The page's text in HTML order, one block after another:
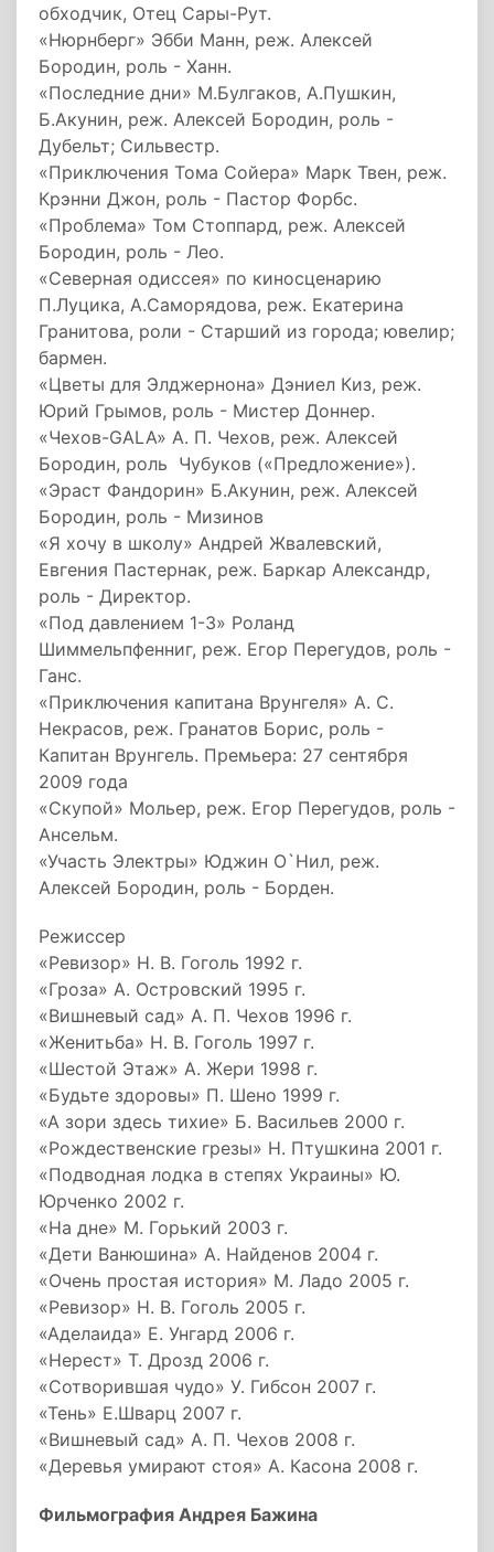
обходчик, Отец Сары-Рут.
«Нюрнберг» Эбби Манн, реж. Алексей
Бородин, роль - Ханн.
«Последние дни» М.Булгаков, А.Пушкин,
Б.Акунин, реж. Алексей Бородин, роль -
Дубельт; Сильвестр.
«Приключения Тома Сойера» Марк Твен, реж.
Крэнни Джон, роль - Пастор Форбс.
«Проблема» Том Стоппард, реж. Алексей
Бородин, роль - Лео.
«Северная одиссея» по киносценарию
П.Луцика, А.Саморядова, реж. Екатерина
Гранитова, роли - Старший из города; ювелир;
бармен.
«Цветы для Элджернона» Дэниел Киз, реж.
Юрий Грымов, роль - Мистер Доннер.
«Чехов-GALA» А. П. Чехов, реж. Алексей
Бородин, роль Чубуков («Предложение»).
«Эраст Фандорин» Б.Акунин, реж. Алексей
Бородин, роль - Мизинов
«Я хочу в школу» Андрей Жвалевский,
Евгения Пастернак, реж. Баркар Александр,
роль - Директор.
«Под давлением 1-3» Роланд
Шиммельпфенниг, реж. Егор Перегудов, роль -
Ганс.
«Приключения капитана Врунгеля» А. С.
Некрасов, реж. Гранатов Борис, роль -
Капитан Врунгель. Премьера: 27 сентября
2009 года
«Скупой» Мольер, реж. Егор Перегудов, роль -
Ансельм.
«Участь Электры» Юджин О`Нил, реж.
Алексей Бородин, роль - Борден.
Режиссер
«Ревизор» Н. В. Гоголь 1992 г.
«Гроза» А. Островский 1995 г.
«Вишневый сад» А. П. Чехов 1996 г.
«Женитьба» Н. В. Гоголь 1997 г.
«Шестой Этаж» А. Жери 1998 г.
«Будьте здоровы» П. Шено 1999 г.
«А зори здесь тихие» Б. Васильев 2000 г.
«Рождественские грезы» Н. Птушкина 2001 г.
«Подводная лодка в степях Украины» Ю.
Юрченко 2002 г.
«На дне» М. Горький 2003 г.
«Дети Ванюшина» А. Найденов 2004 г.
«Очень простая история» М. Ладо 2005 г.
«Ревизор» Н. В. Гоголь 2005 г.
«Аделаида» Е. Унгард 2006 г.
«Нерест» Т. Дрозд 2006 г.
«Сотворившая чудо» У. Гибсон 2007 г.
«Тень» Е.Шварц 2007 г.
«Вишневый сад» А. П. Чехов 2008 г.
«Деревья умирают стоя» А. Касона 2008 г.
Фильмография Андрея Бажина